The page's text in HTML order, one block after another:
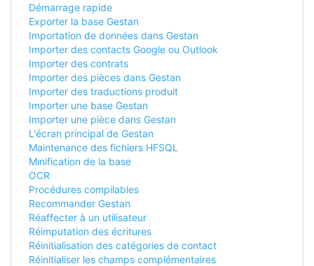
Démarrage rapide
Exporter la base Gestan
Importation de données dans Gestan
Importer des contacts Google ou Outlook
Importer des contrats
Importer des pièces dans Gestan
Importer des traductions produit
Importer une base Gestan
Importer une pièce dans Gestan
L'écran principal de Gestan
Maintenance des fichiers HFSQL
Minification de la base
OCR
Procédures compilables
Recommander Gestan
Réaffecter à un utilisateur
Réimputation des écritures
Réinitialisation des catégories de contact
Réinitialiser les champs complémentaires